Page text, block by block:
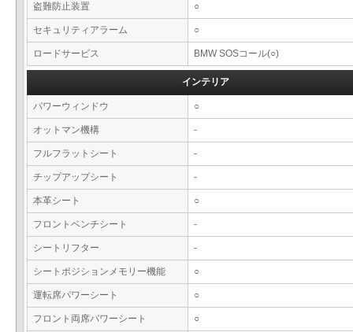
盗難防止装置 ○
セキュリティアラーム ○
ロードサービス BMW SOSコール(○)
インテリア
パワーウィンドウ ○
オットマン機構 -
フルフラットシート -
チップアップシート -
本革シート ○
フロントベンチシート -
シートリフター -
シートポジションメモリー機能 ○
運転席パワーシート ○
フロント両席パワーシート ○